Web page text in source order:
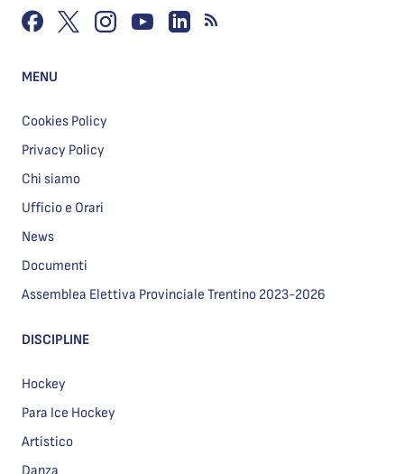
MENU
Cookies Policy
Privacy Policy
Chi siamo
Ufficio e Orari
News
Documenti
Assemblea Elettiva Provinciale Trentino 2023-2026
DISCIPLINE
Hockey
Para Ice Hockey
Artistico